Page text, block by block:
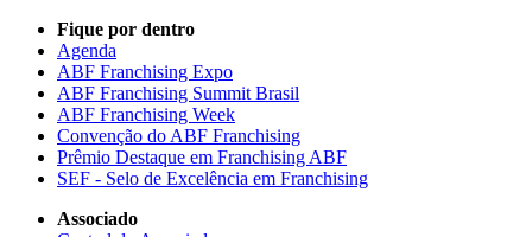
Fique por dentro
Agenda
ABF Franchising Expo
ABF Franchising Summit Brasil
ABF Franchising Week
Convenção do ABF Franchising
Prêmio Destaque em Franchising ABF
SEF - Selo de Excelência em Franchising
Associado